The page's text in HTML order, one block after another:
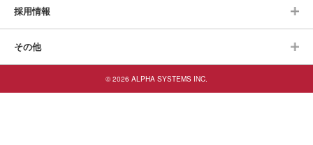
採用情報
その他
© 2026 ALPHA SYSTEMS INC.